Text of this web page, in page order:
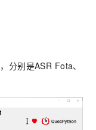
分别是ASR Fota、